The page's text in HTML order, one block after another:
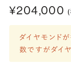
¥204,000
ダイヤモンド
数ですがダイ